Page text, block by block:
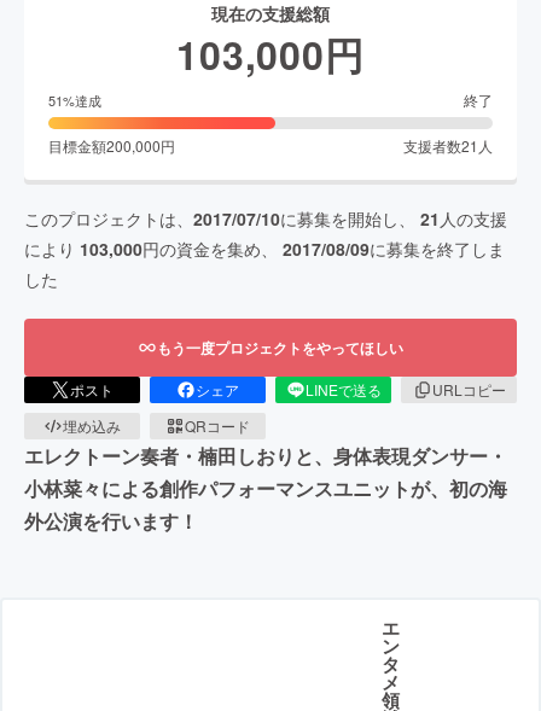
現在の支援総額
103,000円
51%達成 終了
目標金額200,000円 支援者数21 人
このプロジェクトは、 2017/07/10に募集を開始し、 21 人の支援
により 103,000円の資金を集め、 2017/08/09に募集を終了しま
した
もう一度プロジェクトをやってほしい
ポスト シェア LINEで送る
URLコピー
埋め込み
QRコード
エレクトーン奏者・楠田しおりと、身体表現ダンサー・
小林菜々による創作パフォーマンスユニットが、初の海
外公演を行います！
エ
ン
タ
メ
領